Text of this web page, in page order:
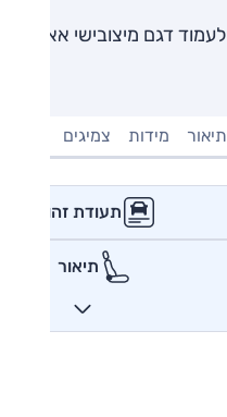
לעמוד דגם מיצובישי אאוטלנדר
תיאור מידות צמיגים
תעודת זהות
תיאור